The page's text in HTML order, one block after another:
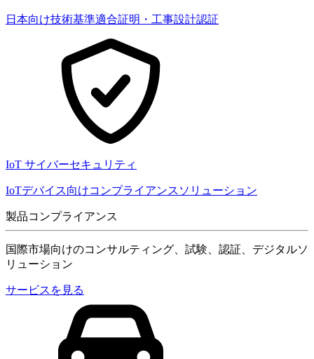
日本向け技術基準適合証明・工事設計認証
IoT サイバーセキュリティ
IoTデバイス向けコンプライアンスソリューション
製品コンプライアンス
国際市場向けのコンサルティング、試験、認証、デジタルソ
リューション
サービスを見る